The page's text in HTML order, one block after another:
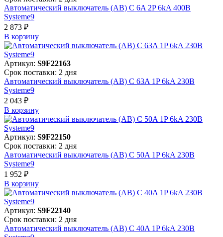
Автоматический выключатель (АВ) C 6A 2P 6kA 400В
Systeme9
2 873 ₽
В корзинy
Артикул: S9F22163
Срок поставки: 2 дня
Автоматический выключатель (АВ) C 63A 1P 6kA 230В
Systeme9
2 043 ₽
В корзинy
Артикул: S9F22150
Срок поставки: 2 дня
Автоматический выключатель (АВ) C 50A 1P 6kA 230В
Systeme9
1 952 ₽
В корзинy
Артикул: S9F22140
Срок поставки: 2 дня
Автоматический выключатель (АВ) C 40A 1P 6kA 230В